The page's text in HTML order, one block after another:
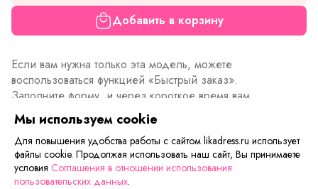
Добавить в корзину
Если вам нужна только эта модель, можете
воспользоваться функцией «Быстрый заказ».
Заполните форму, и через короткое время вам
перезвонит менеджер. Он уточнит все условия заказа,
ответит на вопросы, а также подскажет о вариантах
оплаты и доставки.
Мы используем cookie
Для повышения удобства работы с сайтом likadress.ru использует
файлы cookie. Продолжая использовать наш сайт, Вы принимаете
условия Соглашения в отношении использования
пользовательских данных.